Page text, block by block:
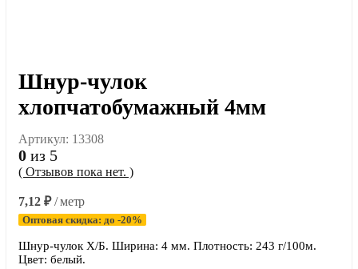
Шнур-чулок
хлопчатобумажный 4мм
Артикул: 13308
0 из 5
( Отзывов пока нет. )
7,12 ₽ / метр
Оптовая скидка: до -20%
Шнур-чулок Х/Б. Ширина: 4 мм. Плотность: 243 г/100м.
Цвет: белый.